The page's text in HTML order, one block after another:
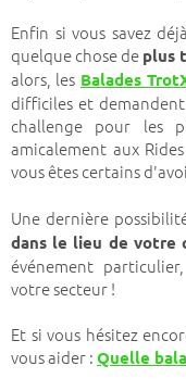
Enfin si vous savez
quelque chose de plus
alors, les Balades
difficiles et
challenge pour les
amicalement aux
vous êtes certains
Une dernière
dans le lieu de votre
événement
votre secteur !
Et si vous hésitez
vous aider : Quelle